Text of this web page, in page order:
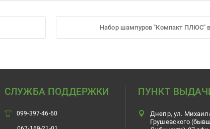
Набор шампуров "Компакт ПЛЮС"
СЛУЖБА ПОДДЕРЖКИ
099-397-46-60
ПУНКТ
Днепр, ул.
Грушевского